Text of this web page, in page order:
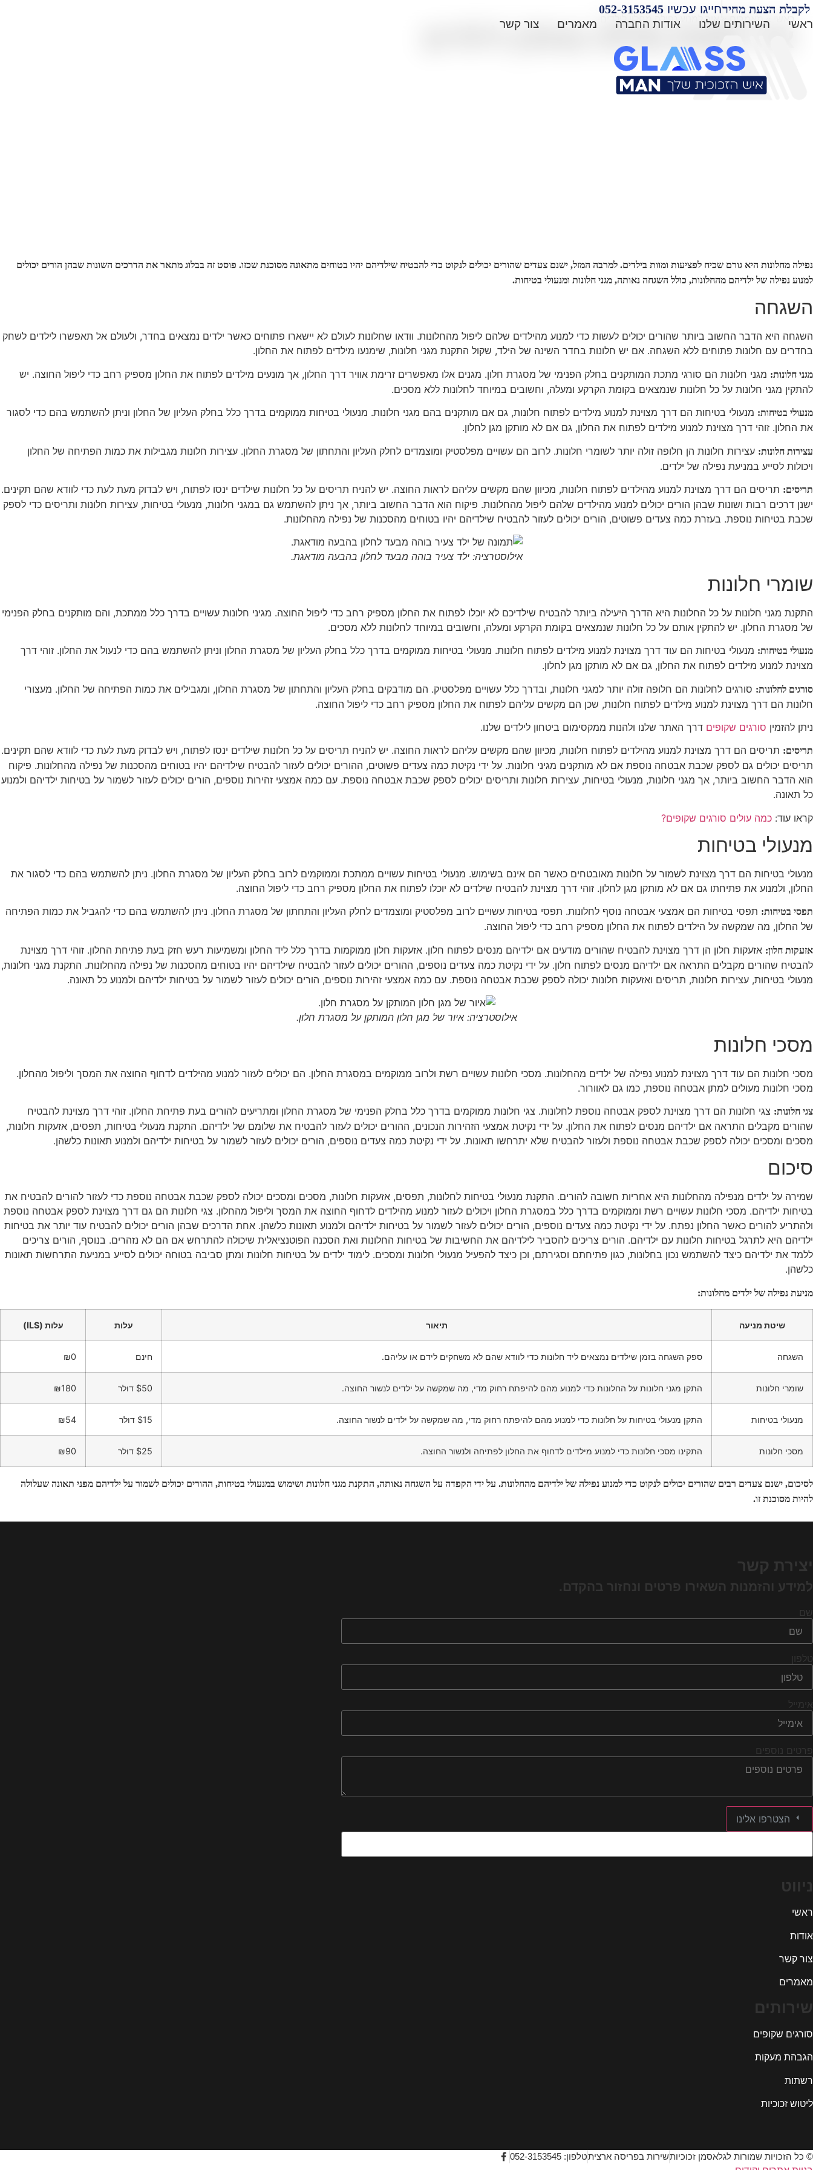
דלג
לתוכן
לקבלת הצעת מחירחייגו עכשיו 052-3153545⁩
ראשי השירותים שלנו אודות החברה מאמרים צור קשר ראשי »מאמרים »איך למנוע נפילה מחלון לילדים
איך למנוע נפילה מחלון לילדים
נפילה מחלונות היא גורם שכיח לפציעות ומוות בילדים. למרבה המזל, ישנם צעדים שהורים יכולים לנקוט כדי להבטיח שילדיהם יהיו בטוחים מתאונה מסוכנת שכזו. פוסט זה בבלוג מתאר את הדרכים השונות שבהן הורים יכולים
למנוע נפילה של ילדיהם מהחלונות, כולל השגחה נאותה, מגני חלונות ומנעולי בטיחות.
השגחה
השגחה היא הדבר החשוב ביותר שהורים יכולים לעשות כדי למנוע מהילדים שלהם ליפול מהחלונות. וודאו שחלונות לעולם לא יישארו פתוחים כאשר ילדים נמצאים בחדר, ולעולם אל תאפשרו לילדים לשחק
בחדרים עם חלונות פתוחים ללא השגחה. אם יש חלונות בחדר השינה של הילד, שקול התקנת מגני חלונות, שימנעו מילדים לפתוח את החלון.
מגני חלונות: מגני חלונות הם סורגי מתכת המותקנים בחלק הפנימי של מסגרת חלון. מגנים אלו מאפשרים זרימת אוויר דרך החלון, אך מונעים מילדים לפתוח את החלון מספיק רחב כדי ליפול החוצה. יש
להתקין מגני חלונות על כל חלונות שנמצאים בקומת הקרקע ומעלה, וחשובים במיוחד לחלונות ללא מסכים.
מנעולי בטיחות: מנעולי בטיחות הם דרך מצוינת למנוע מילדים לפתוח חלונות, גם אם מותקנים בהם מגני חלונות. מנעולי בטיחות ממוקמים בדרך כלל בחלק העליון של החלון וניתן להשתמש בהם כדי לסגור
את החלון. זוהי דרך מצוינת למנוע מילדים לפתוח את החלון, גם אם לא מותקן מגן לחלון.
עצירות חלונות: עצירות חלונות הן חלופה זולה יותר לשומרי חלונות. לרוב הם עשויים מפלסטיק ומוצמדים לחלק העליון והתחתון של מסגרת החלון. עצירות חלונות מגבילות את כמות הפתיחה של החלון
ויכולות לסייע במניעת נפילה של ילדים.
תריסים: תריסים הם דרך מצוינת למנוע מהילדים לפתוח חלונות, מכיוון שהם מקשים עליהם לראות החוצה. יש להניח תריסים על כל חלונות שילדים ינסו לפתוח, ויש לבדוק מעת לעת כדי לוודא שהם תקינים.
ישנן דרכים רבות ושונות שבהן הורים יכולים למנוע מהילדים שלהם ליפול מהחלונות. פיקוח הוא הדבר החשוב ביותר, אך ניתן להשתמש גם במגני חלונות, מנעולי בטיחות, עצירות חלונות ותריסים כדי לספק
שכבת בטיחות נוספת. בעזרת כמה צעדים פשוטים, הורים יכולים לעזור להבטיח שילדיהם יהיו בטוחים מהסכנות של נפילה מהחלונות.
אילוסטרציה: ילד צעיר בוהה מבעד לחלון בהבעה מודאגת.
שומרי חלונות
התקנת מגני חלונות על כל החלונות היא הדרך היעילה ביותר להבטיח שילדיכם לא יוכלו לפתוח את החלון מספיק רחב כדי ליפול החוצה. מגיני חלונות עשויים בדרך כלל ממתכת, והם מותקנים בחלק הפנימי
של מסגרת החלון. יש להתקין אותם על כל חלונות שנמצאים בקומת הקרקע ומעלה, וחשובים במיוחד לחלונות ללא מסכים.
מנעולי בטיחות: מנעולי בטיחות הם עוד דרך מצוינת למנוע מילדים לפתוח חלונות. מנעולי בטיחות ממוקמים בדרך כלל בחלק העליון של מסגרת החלון וניתן להשתמש בהם כדי לנעול את החלון. זוהי דרך
מצוינת למנוע מילדים לפתוח את החלון, גם אם לא מותקן מגן לחלון.
סורגים לחלונות: סורגים לחלונות הם חלופה זולה יותר למגני חלונות, ובדרך כלל עשויים מפלסטיק. הם מודבקים בחלק העליון והתחתון של מסגרת החלון, ומגבילים את כמות הפתיחה של החלון. מעצורי
חלונות הם דרך מצוינת למנוע מילדים לפתוח חלונות, שכן הם מקשים עליהם לפתוח את החלון מספיק רחב כדי ליפול החוצה.
ניתן להזמין סורגים שקופים דרך האתר שלנו ולהנות ממקסימום ביטחון לילדים שלנו.
תריסים: תריסים הם דרך מצוינת למנוע מהילדים לפתוח חלונות, מכיוון שהם מקשים עליהם לראות החוצה. יש להניח תריסים על כל חלונות שילדים ינסו לפתוח, ויש לבדוק מעת לעת כדי לוודא שהם תקינים.
תריסים יכולים גם לספק שכבת אבטחה נוספת אם לא מותקנים מגיני חלונות. על ידי נקיטת כמה צעדים פשוטים, ההורים יכולים לעזור להבטיח שילדיהם יהיו בטוחים מהסכנות של נפילה מהחלונות. פיקוח
הוא הדבר החשוב ביותר, אך מגני חלונות, מנעולי בטיחות, עצירות חלונות ותריסים יכולים לספק שכבת אבטחה נוספת. עם כמה אמצעי זהירות נוספים, הורים יכולים לעזור לשמור על בטיחות ילדיהם ולמנוע
כל תאונה.
קראו עוד: כמה עולים סורגים שקופים?
מנעולי בטיחות
מנעולי בטיחות הם דרך מצוינת לשמור על חלונות מאובטחים כאשר הם אינם בשימוש. מנעולי בטיחות עשויים ממתכת וממוקמים לרוב בחלק העליון של מסגרת החלון. ניתן להשתמש בהם כדי לסגור את
החלון, ולמנוע את פתיחתו גם אם לא מותקן מגן לחלון. זוהי דרך מצוינת להבטיח שילדים לא יוכלו לפתוח את החלון מספיק רחב כדי ליפול החוצה.
תפסי בטיחות: תפסי בטיחות הם אמצעי אבטחה נוסף לחלונות. תפסי בטיחות עשויים לרוב מפלסטיק ומוצמדים לחלק העליון והתחתון של מסגרת החלון. ניתן להשתמש בהם כדי להגביל את כמות הפתיחה
של החלון, מה שמקשה על הילדים לפתוח את החלון מספיק רחב כדי ליפול החוצה.
אזעקות חלון: אזעקות חלון הן דרך מצוינת להבטיח שהורים מודעים אם ילדיהם מנסים לפתוח חלון. אזעקות חלון ממוקמות בדרך כלל ליד החלון ומשמיעות רעש חזק בעת פתיחת החלון. זוהי דרך מצוינת
להבטיח שהורים מקבלים התראה אם ילדיהם מנסים לפתוח חלון. על ידי נקיטת כמה צעדים נוספים, ההורים יכולים לעזור להבטיח שילדיהם יהיו בטוחים מהסכנות של נפילה מהחלונות. התקנת מגני חלונות,
מנעולי בטיחות, עצירות חלונות, תריסים ואזעקות חלונות יכולה לספק שכבת אבטחה נוספת. עם כמה אמצעי זהירות נוספים, הורים יכולים לעזור לשמור על בטיחות ילדיהם ולמנוע כל תאונה.
אילוסטרציה: איור של מגן חלון המותקן על מסגרת חלון.
מסכי חלונות
מסכי חלונות הם עוד דרך מצוינת למנוע נפילה של ילדים מהחלונות. מסכי חלונות עשויים רשת ולרוב ממוקמים במסגרת החלון. הם יכולים לעזור למנוע מהילדים לדחוף החוצה את המסך וליפול מהחלון.
מסכי חלונות מעולים למתן אבטחה נוספת, כמו גם לאוורור.
צגי חלונות: צגי חלונות הם דרך מצוינת לספק אבטחה נוספת לחלונות. צגי חלונות ממוקמים בדרך כלל בחלק הפנימי של מסגרת החלון ומתריעים להורים בעת פתיחת החלון. זוהי דרך מצוינת להבטיח
שהורים מקבלים התראה אם ילדיהם מנסים לפתוח את החלון. על ידי נקיטת אמצעי הזהירות הנכונים, ההורים יכולים לעזור להבטיח את שלומם של ילדיהם. התקנת מנעולי בטיחות, תפסים, אזעקות חלונות,
מסכים ומסכים יכולה לספק שכבת אבטחה נוספת ולעזור להבטיח שלא יתרחשו תאונות. על ידי נקיטת כמה צעדים נוספים, הורים יכולים לעזור לשמור על בטיחות ילדיהם ולמנוע תאונות כלשהן.
סיכום
שמירה על ילדים מנפילה מהחלונות היא אחריות חשובה להורים. התקנת מנעולי בטיחות לחלונות, תפסים, אזעקות חלונות, מסכים ומסכים יכולה לספק שכבת אבטחה נוספת כדי לעזור להורים להבטיח את
בטיחות ילדיהם. מסכי חלונות עשויים רשת וממוקמים בדרך כלל במסגרת החלון ויכולים לעזור למנוע מהילדים לדחוף החוצה את המסך וליפול מהחלון. צגי חלונות הם גם דרך מצוינת לספק אבטחה נוספת
ולהתריע להורים כאשר החלון נפתח. על ידי נקיטת כמה צעדים נוספים, הורים יכולים לעזור לשמור על בטיחות ילדיהם ולמנוע תאונות כלשהן. אחת הדרכים שבהן הורים יכולים להבטיח עוד יותר את בטיחות
ילדיהם היא לתרגל בטיחות חלונות עם ילדיהם. הורים צריכים להסביר לילדיהם את החשיבות של בטיחות החלונות ואת הסכנה הפוטנציאלית שיכולה להתרחש אם הם לא נזהרים. בנוסף, הורים צריכים
ללמד את ילדיהם כיצד להשתמש נכון בחלונות, כגון פתיחתם וסגירתם, וכן כיצד להפעיל מנעולי חלונות ומסכים. לימוד ילדים על בטיחות חלונות ומתן סביבה בטוחה יכולים לסייע במניעת התרחשות תאונות
כלשהן.
מניעת נפילה של ילדים מחלונות:
שיטת מניעה תיאור עלות עלות (ILS)
השגחה ספק השגחה בזמן שילדים נמצאים ליד חלונות כדי לוודא שהם לא משחקים לידם או עליהם. חינם ₪0
שומרי חלונות התקן מגני חלונות על החלונות כדי למנוע מהם להיפתח רחוק מדי, מה שמקשה על ילדים לנשור החוצה. $50 דולר ₪180
מנעולי בטיחות התקן מנעולי בטיחות על חלונות כדי למנוע מהם להיפתח רחוק מדי, מה שמקשה על ילדים לנשור החוצה. $15 דולר ₪54
מסכי חלונות התקינו מסכי חלונות כדי למנוע מילדים לדחוף את החלון לפתיחה ולנשור החוצה. $25 דולר ₪90
לסיכום, ישנם צעדים רבים שהורים יכולים לנקוט כדי למנוע נפילה של ילדיהם מהחלונות. על ידי הקפדה על השגחה נאותה, התקנת מגני חלונות ושימוש במנעולי בטיחות, ההורים יכולים לשמור על ילדיהם מפני תאונה שעלולה
להיות מסוכנת זו.
יצירת קשר
למידע והזמנות השאירו פרטים ונחזור בהקדם.
שם
טלפון
אימייל
פרטים נוספים
הצטרפו אלינו
ניווט
ראשי
אודות
צור קשר
מאמרים
שירותים
סורגים שקופים
הגבהת מעקות
רשתות
ליטוש זכוכיות
© כל הזכויות שמורות לגלאסמן זכוכיותשירות בפריסה ארציתטלפון: 052-3153545⁩